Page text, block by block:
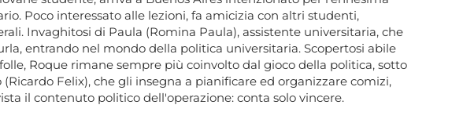
Poco interessato alle lezioni, fa amicizia con altri studenti,
Invaghitosi di Paula (Romina Paula), assistente universitaria, che
entrando nel mondo della politica universitaria. Scopertosi abile
Roque rimane sempre più coinvolto dal gioco della politica, sotto
Felix), che gli insegna a pianificare ed organizzare comizi,
il contenuto politico dell'operazione: conta solo vincere.